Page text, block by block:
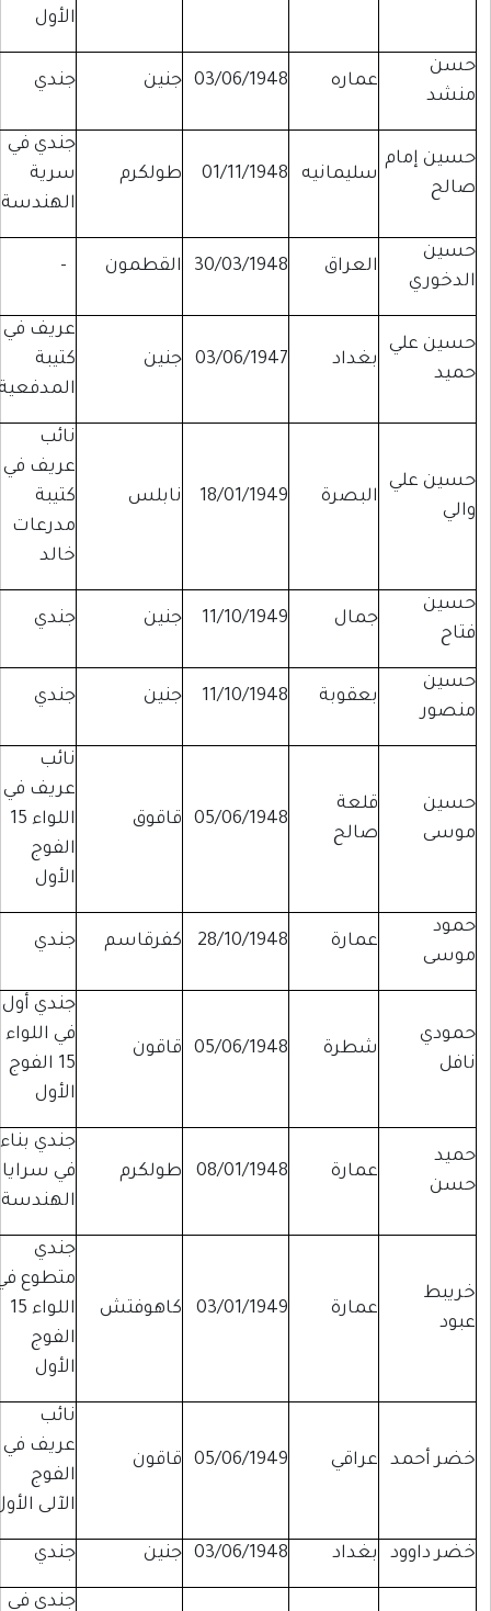
الأول
جندي جنين 03/06/1948 عماره
حسن
منشد
جندي في
سرية
الهندسة
طولكرم 01/11/1948 سليمانيه
حسين إمام
صالح
القطمون 30/03/1948 العراق
حسين
الدخوري
عريف في
كتيبة
المدفعية
جنين 03/06/1947 بغداد
حسين علي
حميد
نائب
عريف في
كتيبة
مدرعات
خالد
نابلس 18/01/1949 البصرة
حسين علي
والي
جندي جنين 11/10/1949 جمال
حسين
فتاح
جندي جنين 11/10/1948 بعقوبة
حسين
منصور
نائب
عريف في
اللواء 15
الفوج
الأول
قاقوق 05/06/1948
قلعة
صالح
حسين
موسى
جندي كفرقاسم 28/10/1948 عمارة
حمود
موسى
جندي أول
في اللواء
15 الفوج
الأول
قاقون 05/06/1948 شطرة
حمودي
نافل
جندي بناء
في سرايا
الهندسة
طولكرم 08/01/1948 عمارة
حميد
حسن
جندي
متطوع في
اللواء 15
الفوج
الأول
كاهوفتش 03/01/1949 عمارة
خريبط
عبود
نائب
عريف في
الفوج
الآلى الأول
قاقون 05/06/1949 عراقي خضر أحمد
جندي جنين 03/06/1948 بغداد خضر داوود
جندي في